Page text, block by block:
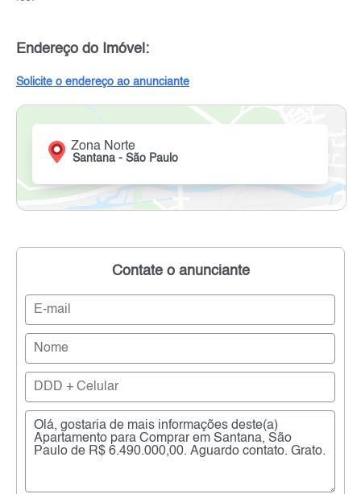
Endereço do Imóvel:
Solicite o endereço ao anunciante
Zona Norte
Santana - São Paulo
Contate o anunciante